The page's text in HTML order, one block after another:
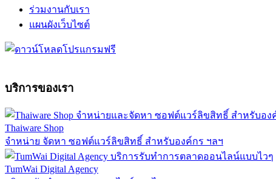
ร่วมงานกับเรา
แผนผังเว็บไซต์
บริการของเรา
Thaiware Shop
จำหน่าย จัดหา ซอฟต์แวร์ลิขสิทธิ์ สำหรับองค์กร ฯลฯ
TumWai Digital Agency